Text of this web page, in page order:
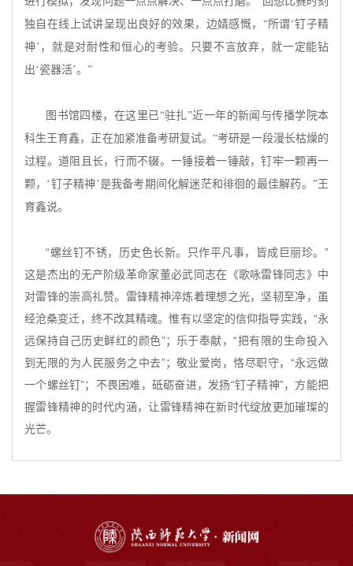
独自在线上试讲呈现出良好的效果，边婧感慨，“所谓‘钉子精
神’，就是对耐性和恒心的考验。只要不言放弃，就一定能钻
出‘瓷器活’。”
图书馆四楼，在这里已“驻扎”近一年的新闻与传播学院本
科生王育鑫，正在加紧准备考研复试。“考研是一段漫长枯燥的
过程。道阻且长，行而不辍。一锤接着一锤敲，钉牢一颗再一
颗，‘钉子精神’是我备考期间化解迷茫和徘徊的最佳解药。”王
育鑫说。
“螺丝钉不锈，历史色长新。只作平凡事，皆成巨丽珍。”
这是杰出的无产阶级革命家董必武同志在《歌咏雷锋同志》中
对雷锋的崇高礼赞。雷锋精神淬炼着理想之光，坚韧至净，虽
经沧桑变迁，终不改其精魂。惟有以坚定的信仰指导实践，“永
远保持自己历史鲜红的颜色”；乐于奉献，“把有限的生命投入
到无限的为人民服务之中去”；敬业爱岗，恪尽职守，“永远做
一个螺丝钉”；不畏困难，砥砺奋进，发扬“钉子精神”，方能把
握雷锋精神的时代内涵，让雷锋精神在新时代绽放更加璀璨的
光芒。